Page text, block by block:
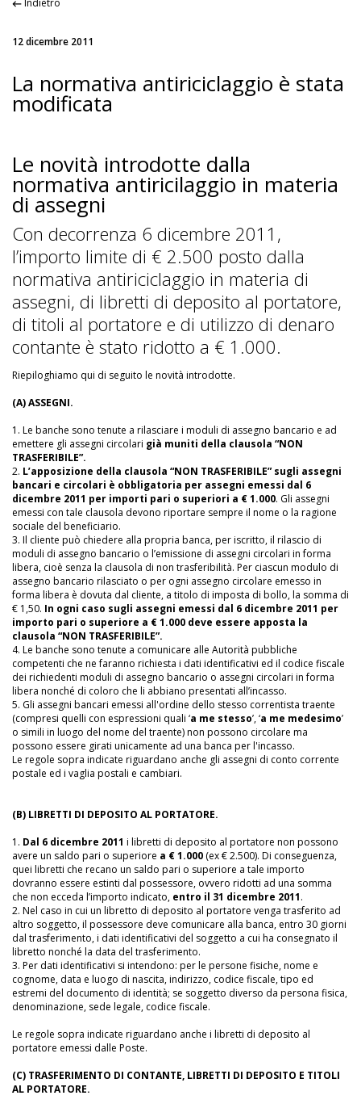
12 dicembre 2011
La normativa antiriciclaggio è stata
modificata
Le novità introdotte dalla
normativa antiricilaggio in materia
di assegni
Con decorrenza 6 dicembre 2011,
l’importo limite di € 2.500 posto dalla
normativa antiriciclaggio in materia di
assegni, di libretti di deposito al portatore,
di titoli al portatore e di utilizzo di denaro
contante è stato ridotto a € 1.000.
Riepiloghiamo qui di seguito le novità introdotte.
(A) ASSEGNI.
1. Le banche sono tenute a rilasciare i moduli di assegno bancario e ad
emettere gli assegni circolari già muniti della clausola “NON
TRASFERIBILE”.
2. L’apposizione della clausola “NON TRASFERIBILE” sugli assegni
bancari e circolari è obbligatoria per assegni emessi dal 6
dicembre 2011 per importi pari o superiori a € 1.000. Gli assegni
emessi con tale clausola devono riportare sempre il nome o la ragione
sociale del beneficiario.
3. Il cliente può chiedere alla propria banca, per iscritto, il rilascio di
moduli di assegno bancario o l’emissione di assegni circolari in forma
libera, cioè senza la clausola di non trasferibilità. Per ciascun modulo di
assegno bancario rilasciato o per ogni assegno circolare emesso in
forma libera è dovuta dal cliente, a titolo di imposta di bollo, la somma di
€ 1,50. In ogni caso sugli assegni emessi dal 6 dicembre 2011 per
importo pari o superiore a € 1.000 deve essere apposta la
clausola “NON TRASFERIBILE”.
4. Le banche sono tenute a comunicare alle Autorità pubbliche
competenti che ne faranno richiesta i dati identificativi ed il codice fiscale
dei richiedenti moduli di assegno bancario o assegni circolari in forma
libera nonché di coloro che li abbiano presentati all’incasso.
5. Gli assegni bancari emessi all'ordine dello stesso correntista traente
(compresi quelli con espressioni quali ‘a me stesso’, ‘a me medesimo’
o simili in luogo del nome del traente) non possono circolare ma
possono essere girati unicamente ad una banca per l'incasso.
Le regole sopra indicate riguardano anche gli assegni di conto corrente
postale ed i vaglia postali e cambiari.
(B) LIBRETTI DI DEPOSITO AL PORTATORE.
1. Dal 6 dicembre 2011 i libretti di deposito al portatore non possono
avere un saldo pari o superiore a € 1.000 (ex € 2.500). Di conseguenza,
quei libretti che recano un saldo pari o superiore a tale importo
dovranno essere estinti dal possessore, ovvero ridotti ad una somma
che non ecceda l’importo indicato, entro il 31 dicembre 2011.
2. Nel caso in cui un libretto di deposito al portatore venga trasferito ad
altro soggetto, il possessore deve comunicare alla banca, entro 30 giorni
dal trasferimento, i dati identificativi del soggetto a cui ha consegnato il
libretto nonché la data del trasferimento.
3. Per dati identificativi si intendono: per le persone fisiche, nome e
cognome, data e luogo di nascita, indirizzo, codice fiscale, tipo ed
estremi del documento di identità; se soggetto diverso da persona fisica,
denominazione, sede legale, codice fiscale.
Le regole sopra indicate riguardano anche i libretti di deposito al
portatore emessi dalle Poste.
(C) TRASFERIMENTO DI CONTANTE, LIBRETTI DI DEPOSITO E TITOLI
AL PORTATORE.